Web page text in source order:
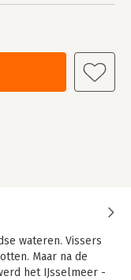
wateren. Vissers
Maar na de
het IJsselmeer -